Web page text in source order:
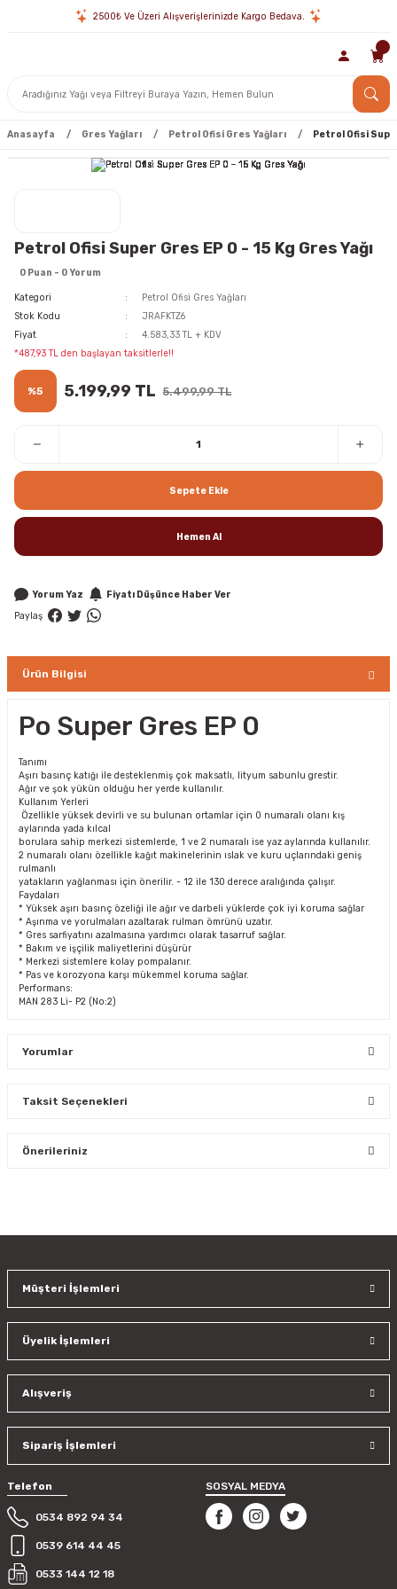
2500₺ Ve Üzeri Alışverişlerinizde Kargo Bedava.
Anasayfa Gres Yağları Petrol Ofisi Gres Yağları Petrol Ofisi
Petrol Ofisi Super Gres EP 0 - 15 Kg Gres Yağı
0 Puan - 0 Yorum
Kategori
Petrol Ofisi Gres Yağları
Stok Kodu
JRAFKTZ6
Fiyat
4.583,33 TL + KDV
*487,93 TL den başlayan taksitlerle!!
%5 5.199,99 TL 5.499,99 TL
Sepete Ekle
Hemen Al
Yorum Yaz
Fiyatı Düşünce Haber Ver
Paylaş
Ürün Bilgisi
Po Super Gres EP 0
Tanımı
Aşırı basınç katığı ile desteklenmiş çok maksatlı, lityum sabunlu grestir.
Ağır ve şok yükün olduğu her yerde kullanılır.
Kullanım Yerleri
Özellikle yüksek devirli ve su bulunan ortamlar için 0 numaralı olanı kış
aylarında yada kılcal
borulara sahip merkezi sistemlerde, 1 ve 2 numaralı ise yaz aylarında kullanılır.
2 numaralı olanı özellikle kağıt makinelerinin ıslak ve kuru uçlarındaki geniş
rulmanlı
yatakların yağlanması için önerilir. - 12 ile 130 derece aralığında çalışır.
Faydaları
* Yüksek aşırı basınç özeliği ile ağır ve darbeli yüklerde çok iyi koruma sağlar
* Aşınma ve yorulmaları azaltarak rulman ömrünü uzatır.
* Gres sarfiyatını azalmasına yardımcı olarak tasarruf sağlar.
* Bakım ve işçilik maliyetlerini düşürür
* Merkezi sistemlere kolay pompalanır.
* Pas ve korozyona karşı mükemmel koruma sağlar.
Performans:
MAN 283 Li- P2 (No:2)
Yorumlar
Taksit Seçenekleri
Önerileriniz
Ürün resmi kalitesiz, bozuk veya görüntülenemiyor.
Ürün bilgilerinde hatalar bulunuyor.
Bu ürüne benzer farklı alternatifler olmalı.
Gönder
Müşteri İşlemleri
Üyelik İşlemleri
Alışveriş
Sipariş İşlemleri
Telefon
0534 892 94 34
0539 614 44 45
0533 144 12 18
SOSYAL MEDYA